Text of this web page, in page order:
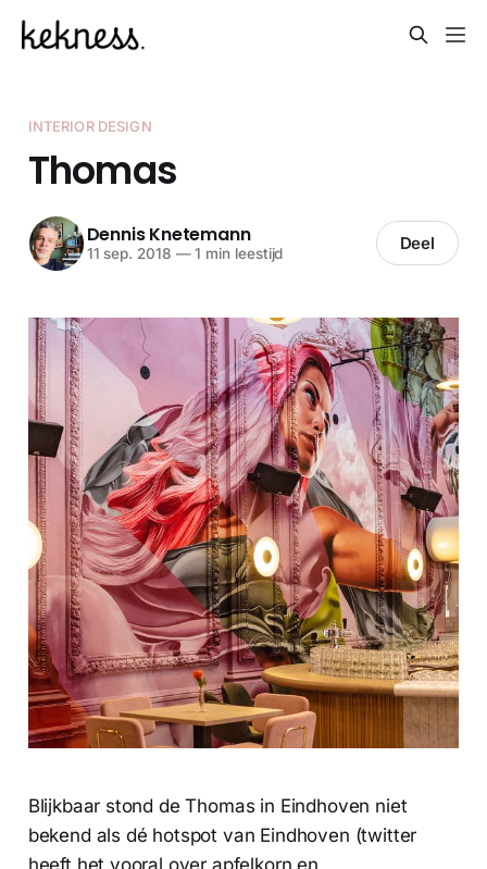
INTERIOR DESIGN
Thomas
Dennis Knetemann
11 sep. 2018 —1 min leestijd Deel
Blijkbaar stond de Thomas in Eindhoven niet
bekend als dé hotspot van Eindhoven (twitter